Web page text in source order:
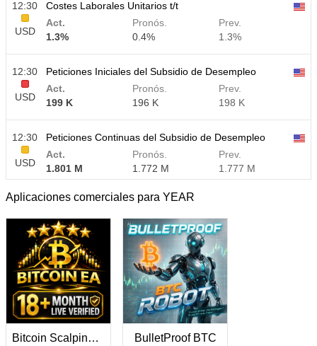
12:30
USD
Costes Laborales Unitarios t/t
Act.
1.3%
Pronós.
0.4%
Prev.
1.3%
12:30
USD
Peticiones Iniciales del Subsidio de Desempleo
Act.
199 K
Pronós.
196 K
Prev.
198 K
12:30
USD
Peticiones Continuas del Subsidio de Desempleo
Act.
1.801 M
Pronós.
1.772 M
Prev.
1.777 M
Aplicaciones comerciales para YEAR
Bitcoin Scalping MT5 BulletProof BTC